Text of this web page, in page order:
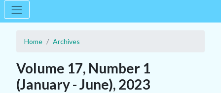
Home Archives
Volume 17, Number 1
(January - June), 2023